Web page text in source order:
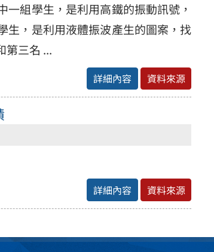
組學生，是利用高鐵的振動訊號，
生，是利用液體振波產生的圖案，找
第三名 ...
詳細內容 資料來源
詳細內容 資料來源